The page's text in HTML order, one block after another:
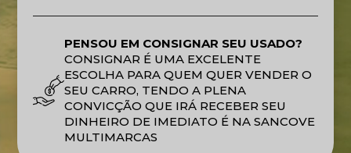
PENSOU EM CONSIGNAR SEU USADO?
CONSIGNAR É UMA EXCELENTE
ESCOLHA PARA QUEM QUER VENDER O
SEU CARRO, TENDO A PLENA
CONVICÇÃO QUE IRÁ RECEBER SEU
DINHEIRO DE IMEDIATO É NA SANCOVE
MULTIMARCAS